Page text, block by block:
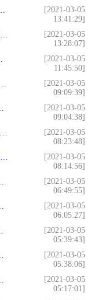
[2021-03-05
13:41:29]
[2021-03-05
13:28:07]
[2021-03-05
11:45:50]
[2021-03-05
09:09:39]
[2021-03-05
09:04:38]
[2021-03-05
08:23:48]
[2021-03-05
08:14:56]
[2021-03-05
06:49:55]
[2021-03-05
06:05:27]
[2021-03-05
05:39:43]
[2021-03-05
05:38:06]
[2021-03-05
05:17:01]